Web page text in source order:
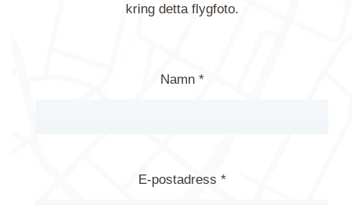
kring detta flygfoto.
Namn *
E-postadress *